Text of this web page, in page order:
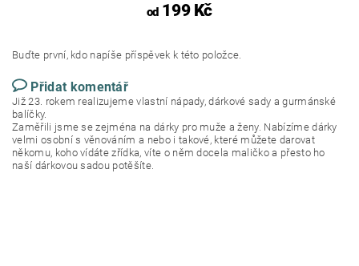
od199 Kč
Buďte první, kdo napíše příspěvek k této položce.
Přidat komentář
Již 23. rokem realizujeme vlastní nápady, dárkové sady a gurmánské
balíčky.
Zaměřili jsme se zejména na dárky pro muže a ženy. Nabízíme dárky
velmi osobní s věnováním a nebo i takové, které můžete darovat
někomu, koho vídáte zřídka, víte o něm docela maličko a přesto ho
naší dárkovou sadou potěšíte.